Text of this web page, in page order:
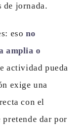
de jornada.
eso no
amplia o
actividad pueda
exige una
con el
pretende dar por